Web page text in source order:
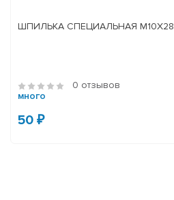
ШПИЛЬКА СПЕЦИАЛЬНАЯ М10Х28
0 отзывов
много
50 ₽